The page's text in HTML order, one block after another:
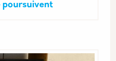
poursuivent